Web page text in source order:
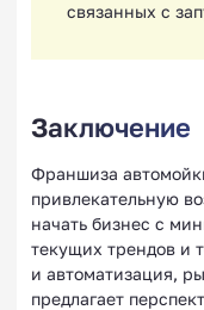
связанных с
Заключение
Франшиза
привлекательную
начать бизнес с
текущих трендов и
и автоматизация,
предлагает